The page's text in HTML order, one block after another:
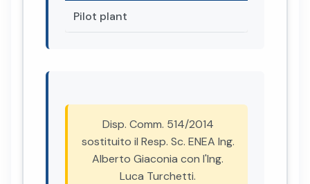
Pilot plant
Disp. Comm. 514/2014
sostituito il Resp. Sc. ENEA Ing.
Alberto Giaconia con l'Ing.
Luca Turchetti.